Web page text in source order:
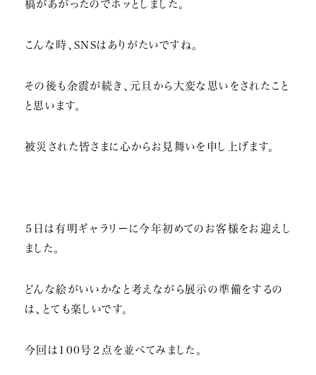
稿があがったのでホッとしました。
こんな時、SNSはありがたいですね。
その後も余震が続き、元旦から大変な思いをされたこと
と思います。
被災された皆さまに心からお見舞いを申し上げます。
５日は有明ギャラリーに今年初めてのお客様をお迎えし
ました。
どんな絵がいいかなと考えながら展示の準備をするの
は、とても楽しいです。
今回は100号２点を並べてみました。